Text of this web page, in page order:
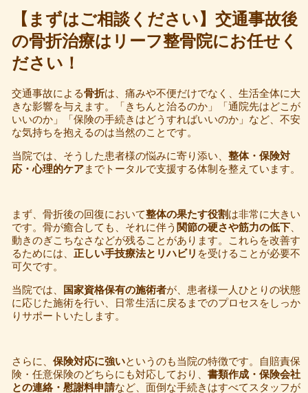
【まずはご相談ください】交通事故後
の骨折治療はリーフ整骨院にお任せく
ださい！
交通事故による骨折は、痛みや不便だけでなく、生活全体に大
きな影響を与えます。「きちんと治るのか」「通院先はどこが
いいのか」「保険の手続きはどうすればいいのか」など、不安
な気持ちを抱えるのは当然のことです。
当院では、そうした患者様の悩みに寄り添い、 整体・保険対
応・心理的ケアまでトータルで支援する体制を整えています。
まず、骨折後の回復において整体の果たす役割は非常に大きい
です。骨が癒合しても、それに伴う 関節の硬さや筋力の低下、
動きのぎこちなさなどが残ることがあります。これらを改善す
るためには、 正しい手技療法とリハビリ を受けることが必要不
可欠です。
当院では、
国家資格保有の施術者が、患者様一人ひとりの状態
に応じた施術を行い、日常生活に戻るまでのプロセスをしっか
りサポートいたします。
さらに、 保険対応に強いというのも当院の特徴です。自賠責保
険・任意保険のどちらにも対応しており、 書類作成・保険会社
との連絡・慰謝料申請など、面倒な手続きはすべてスタッフが